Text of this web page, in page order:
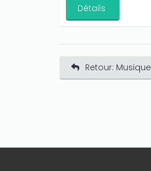
Détails
Retour: Musique